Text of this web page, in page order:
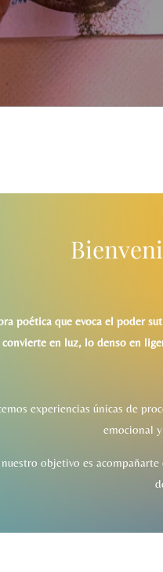
poética que evoca el poder
convierte en luz, lo denso en
experiencias únicas de
emocional
objetivo es